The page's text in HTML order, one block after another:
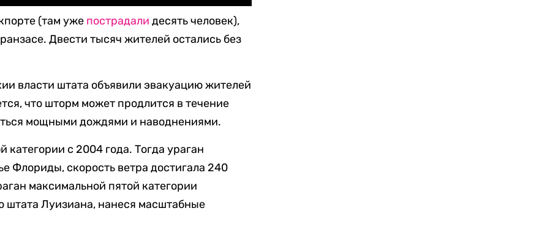
(там уже пострадали десять человек),
Двести тысяч жителей остались без
власти штата объявили эвакуацию жителей
что шторм может продлится в течение
мощными дождями и наводнениями.
категории с 2004 года. Тогда ураган
Флориды, скорость ветра достигала 240
максимальной пятой категории
Луизиана, нанеся масштабные